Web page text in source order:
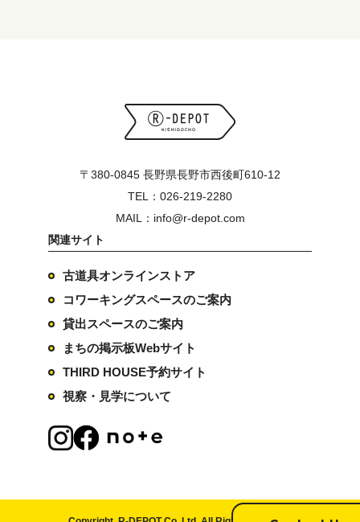
〒380-0845 長野県長野市西後町610-12
TEL：026-219-2280
MAIL：info@r-depot.com
関連サイト
古道具オンラインストア
コワーキングスペースのご案内
貸出スペースのご案内
まちの掲示板Webサイト
THIRD HOUSE予約サイト
視察・見学について